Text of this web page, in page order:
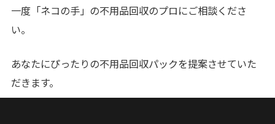
一度「ネコの手」の不用品回収のプロにご相談くださ
い。
あなたにぴったりの不用品回収パックを提案させていた
だきます。